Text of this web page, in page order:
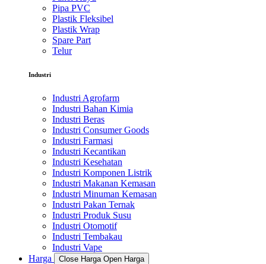
Pipa PVC
Plastik Fleksibel
Plastik Wrap
Spare Part
Telur
Industri
Industri Agrofarm
Industri Bahan Kimia
Industri Beras
Industri Consumer Goods
Industri Farmasi
Industri Kecantikan
Industri Kesehatan
Industri Komponen Listrik
Industri Makanan Kemasan
Industri Minuman Kemasan
Industri Pakan Ternak
Industri Produk Susu
Industri Otomotif
Industri Tembakau
Industri Vape
Harga
Close Harga Open Harga